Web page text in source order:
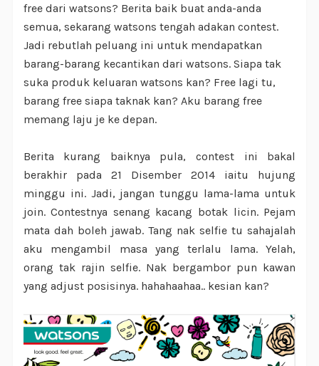
free dari watsons? Berita baik buat anda-anda
semua, sekarang watsons tengah adakan contest.
Jadi rebutlah peluang ini untuk mendapatkan
barang-barang kecantikan dari watsons. Siapa tak
suka produk keluaran watsons kan? Free lagi tu,
barang free siapa taknak kan? Aku barang free
memang laju je ke depan.
Berita kurang baiknya pula, contest ini bakal
berakhir pada 21 Disember 2014 iaitu hujung
minggu ini. Jadi, jangan tunggu lama-lama untuk
join. Contestnya senang kacang botak licin. Pejam
mata dah boleh jawab. Tang nak selfie tu sahajalah
aku mengambil masa yang terlalu lama. Yelah,
orang tak rajin selfie. Nak bergambor pun kawan
yang adjust posisinya. hahahaahaa.. kesian kan?